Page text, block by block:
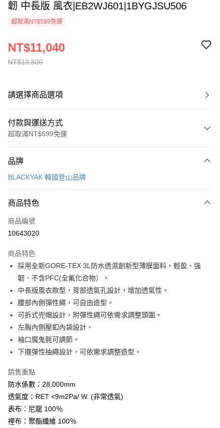
韌 中長版 風衣|EB2WJ601|1BYGJSU506
超取滿NT$599免運
NT$13,800
NT$11,040
請選擇商品選項
付款與運送方式
超取滿NT$599免運
信用卡一次付款
LINE Pay
Apple Pay
悠遊付
Google Pay
全盈+PAY
AFTEE先享後付
相關說明
【關於「AFTEE先享後付」】
AFTEE先享後付是「在收到商品之後才付款」的支付方式。 讓您購物簡單
便利好安心！
２．便利：只要手機號碼，簡訊認證，即可結帳。
３．安心：先確認商品／服務後，再付款。
【「AFTEE先享後付」結帳流程】
１．於結帳方式選擇「AFTEE先享後付」後，將跳轉至「AFTEE先享後付」
２．訂單成立數日內，您將收到繳費通知簡訊。
ATM付款
運送方式
全家取貨付款
每筆NT$60，滿NT$599(含以上)免運費
付款後全家取貨
品牌
BLACKYAK 韓國登山品牌
商品特色
商品編號
10643020
商品特色
採用全新GORE-TEX 3L防水透濕創新型薄膜面料，輕盈、強
韌、不含PFC(全氟化合物）。
中長版風衣款型，背部透氣孔設計，增加透氣性。
腰部內側彈性繩，可自由造型。
可拆式兜帽設計，附彈性繩可依需求調整頭圍。
左胸內側壓釦內袋設計。
袖口魔鬼氈可調節。
下擺彈性抽繩設計，可依需求調整造型。
銷售重點
防水係數：28,000mm
透氣度：RET <9m2Pa/ W. (非常透氣)
表布：尼龍 100％
裡布：聚酯纖維 100％